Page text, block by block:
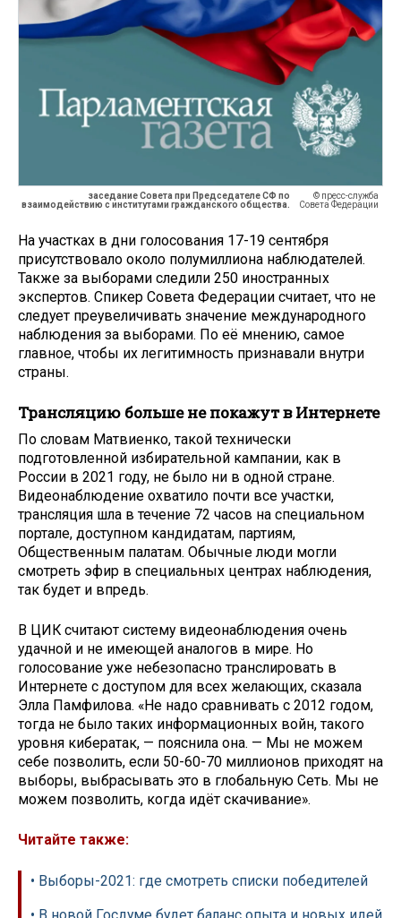
заседание Совета при Председателе СФ по
взаимодействию с институтами гражданского общества.
© пресс-служба
Совета Федерации
На участках в дни голосования 17-19 сентября
присутствовало около полумиллиона наблюдателей.
Также за выборами следили 250 иностранных
экспертов. Спикер Совета Федерации считает, что не
следует преувеличивать значение международного
наблюдения за выборами. По её мнению, самое
главное, чтобы их легитимность признавали внутри
страны.
Трансляцию больше не покажут в Интернете
По словам Матвиенко, такой технически
подготовленной избирательной кампании, как в
России в 2021 году, не было ни в одной стране.
Видеонаблюдение охватило почти все участки,
трансляция шла в течение 72 часов на специальном
портале, доступном кандидатам, партиям,
Общественным палатам. Обычные люди могли
смотреть эфир в специальных центрах наблюдения,
так будет и впредь.
В ЦИК считают систему видеонаблюдения очень
удачной и не имеющей аналогов в мире. Но
голосование уже небезопасно транслировать в
Интернете с доступом для всех желающих, сказала
Элла Памфилова. «Не надо сравнивать с 2012 годом,
тогда не было таких информационных войн, такого
уровня кибератак, — пояснила она. — Мы не можем
себе позволить, если 50-60-70 миллионов приходят на
выборы, выбрасывать это в глобальную Сеть. Мы не
можем позволить, когда идёт скачивание».
Читайте также:
• Выборы-2021: где смотреть списки победителей
• В новой Госдуме будет баланс опыта и нов­ых идей